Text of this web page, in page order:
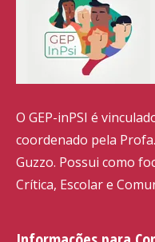
O GEP-inPSI é
coordenado pela
Guzzo. Possui como
Crítica, Escolar e